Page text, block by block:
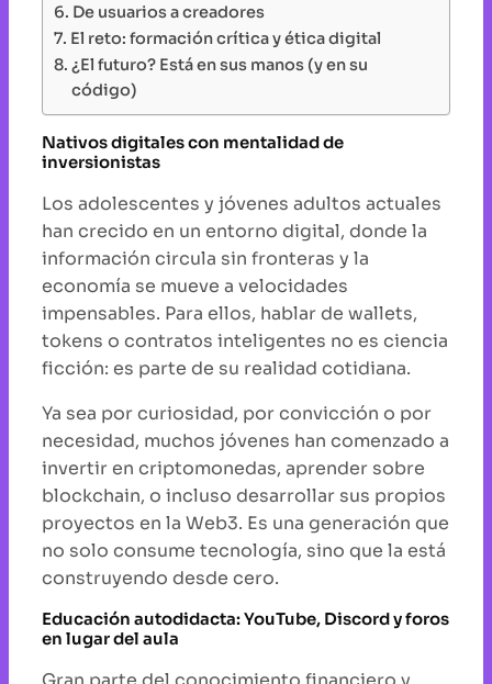
De usuarios a creadores
El reto: formación crítica y ética digital
¿El futuro? Está en sus manos (y en su
código)
Nativos digitales con mentalidad de
inversionistas
Los adolescentes y jóvenes adultos actuales
han crecido en un entorno digital, donde la
información circula sin fronteras y la
economía se mueve a velocidades
impensables. Para ellos, hablar de wallets,
tokens o contratos inteligentes no es ciencia
ficción: es parte de su realidad cotidiana.
Ya sea por curiosidad, por convicción o por
necesidad, muchos jóvenes han comenzado a
invertir en criptomonedas, aprender sobre
blockchain, o incluso desarrollar sus propios
proyectos en la Web3. Es una generación que
no solo consume tecnología, sino que la está
construyendo desde cero.
Educación autodidacta: YouTube, Discord y foros
en lugar del aula